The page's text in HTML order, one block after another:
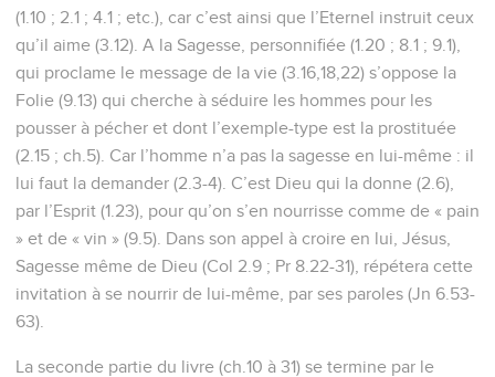
(1.10 ; 2.1 ; 4.1 ; etc.), car c’est ainsi que l’Eternel instruit ceux
qu’il aime (3.12). A la Sagesse, personnifiée (1.20 ; 8.1 ; 9.1),
qui proclame le message de la vie (3.16,18,22) s’oppose la
Folie (9.13) qui cherche à séduire les hommes pour les
pousser à pécher et dont l’exemple-type est la prostituée
(2.15 ; ch.5). Car l’homme n’a pas la sagesse en lui-même : il
lui faut la demander (2.3-4). C’est Dieu qui la donne (2.6),
par l’Esprit (1.23), pour qu’on s’en nourrisse comme de « pain
» et de « vin » (9.5). Dans son appel à croire en lui, Jésus,
Sagesse même de Dieu (Col 2.9 ; Pr 8.22-31), répétera cette
invitation à se nourrir de lui-même, par ses paroles (Jn 6.53-
63).
La seconde partie du livre (ch.10 à 31) se termine par le